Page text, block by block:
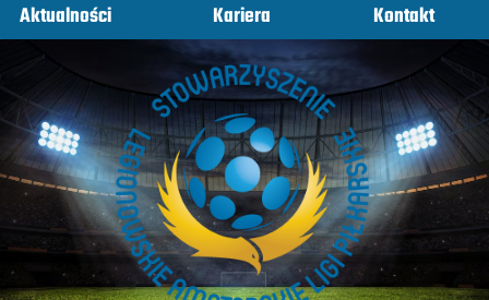
Aktualności Kariera Kontakt